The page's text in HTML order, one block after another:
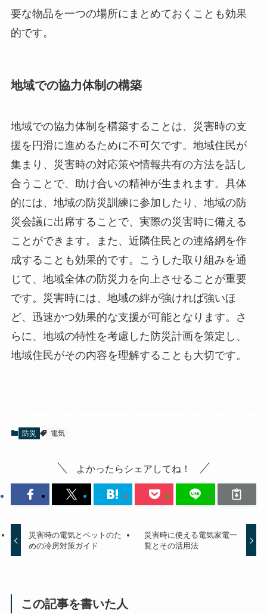
要な物品を一つの場所にまとめておくことも効果
的です。
地域での協力体制の構築
地域での協力体制を構築することは、災害時の支
援を円滑に進めるために不可欠です。地域住民が
集まり、災害時の対応策や情報共有の方法を話し
合うことで、助け合いの精神が生まれます。具体
的には、地域の防災訓練に参加したり、地域の防
災会議に出席することで、実際の災害時に備える
ことができます。また、近隣住民との連絡網を作
成することも効果的です。こうした取り組みを通
じて、地域全体の防災力を向上させることが重要
です。災害時には、地域の絆が強ければ強いほ
ど、迅速かつ効果的な支援が可能となります。さ
らに、地域の特性を考慮した防災計画を策定し、
地域住民がその内容を理解することも大切です。
防災 電気
よかったらシェアしてね！
災害時の電気とペットのた
めの冷房対策ガイド
災害時に使える電気家電一
覧とその活用法
この記事を書いた人